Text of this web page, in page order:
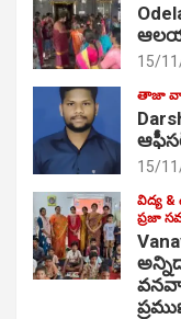
15/
తాజా
15/
విద్య &
ప్రజా